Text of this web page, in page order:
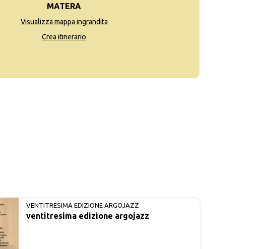
MATERA
Visualizza mappa ingrandita
Crea itinerario
VENTITRESIMA EDIZIONE ARGOJAZZ
ventitresima edizione argojazz